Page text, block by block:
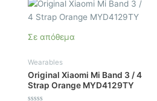
Σε απόθεμα
Wearables
Original Xiaomi Mi Band 3 / 4
Strap Orange MYD4129TY